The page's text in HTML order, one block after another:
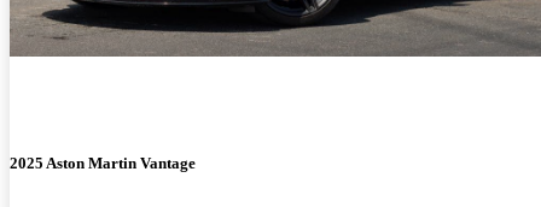
2025 Aston Martin Vantage